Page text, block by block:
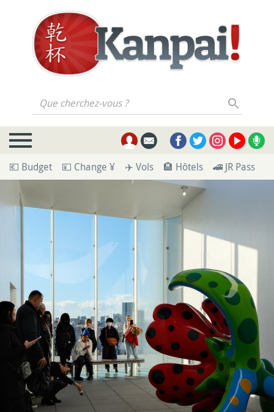
Que cherchez-vous ?
💶 Budget 💴 Change ¥ ✈️ Vols 🏨 Hôtels 🚄 JR Pass